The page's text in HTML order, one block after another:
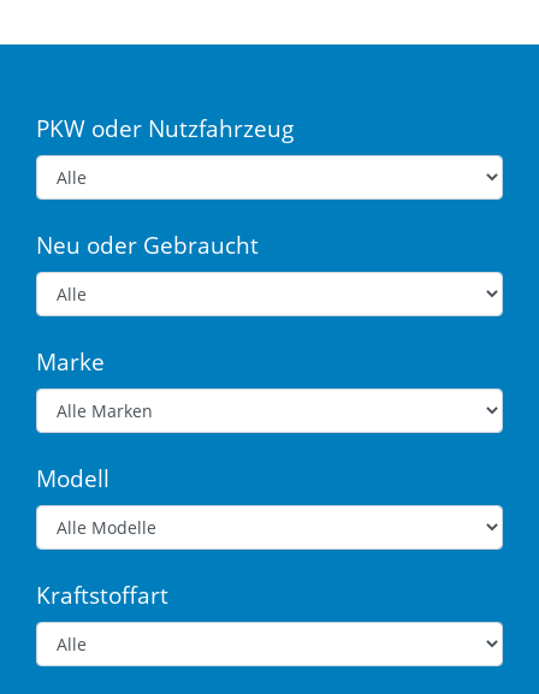
PKW oder Nutzfahrzeug
Neu oder Gebraucht
Marke
Modell
Kraftstoffart